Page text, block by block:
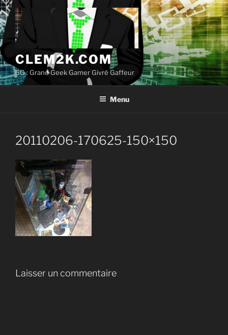
Aller
au
contenu
principal
CLEM2K.COM
5G : Grand Geek Gamer Givré Gaffeur
Menu
20110206-170625-150×150
Laisser un commentaire